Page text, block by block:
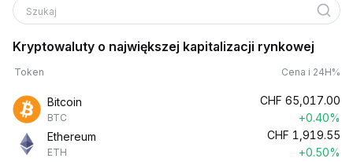
Szukaj
Kryptowaluty o największej kapitalizacji rynkowej
Token Cena i 24H%
Bitcoin
BTC
CHF 65,017.00
+0.40%
Ethereum
ETH
CHF 1,919.55
+0.50%